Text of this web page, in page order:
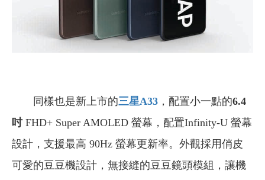
同樣也是新上市的三星A33 ，配置小一點的6.4
吋FHD+ Super AMOLED 螢幕，配置Infinity-U 螢幕
設計，支援最高 90Hz 螢幕更新率。外觀採用俏皮
可愛的豆豆機設計，無接縫的豆豆鏡頭模組，讓機